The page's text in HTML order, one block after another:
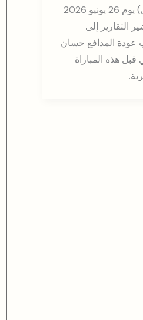
فيردي) يوم 26 يونيو 2026
التقارير إلى
عودة المدافع حسان
قبل هذه المباراة